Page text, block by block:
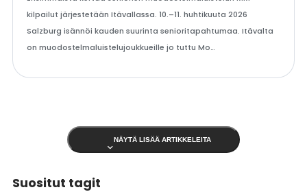
kilpailut järjestetään Itävallassa. 10.–11. huhtikuuta 2026
Salzburg isännöi kauden suurinta senioritapahtumaa. Itävalta
on muodostelmaluistelujoukkueille jo tuttu Mo…
NÄYTÄ LISÄÄ ARTIKKELEITA
Suositut tagit